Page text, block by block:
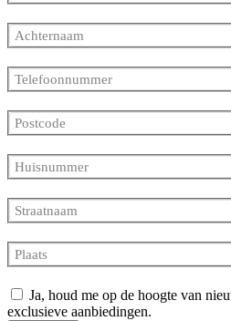
Achternaam
Telefoonnummer
Postcode
Huisnummer
Straatnaam
Plaats
Ja, houd me op de hoogte van
exclusieve aanbiedingen.